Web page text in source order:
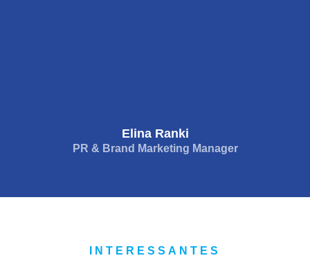
Elina Ranki
PR & Brand Marketing Manager
INTERESSANTES